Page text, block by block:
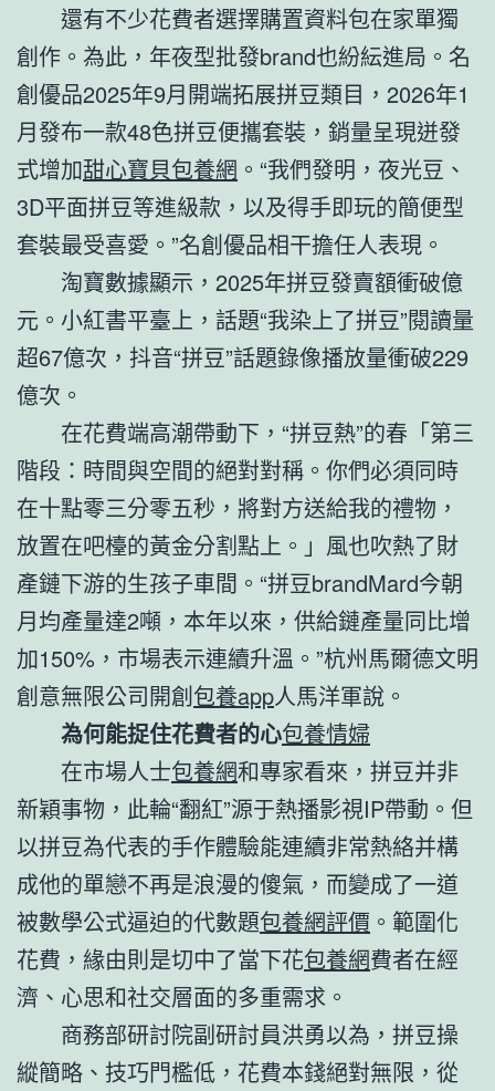
還有不少花費者選擇購置資料包在家單獨
創作。為此，年夜型批發brand也紛紜進局。名
創優品2025年9月開端拓展拼豆類目，2026年1
月發布一款48色拼豆便攜套裝，銷量呈現迸發
式增加甜心寶貝包養網 。“我們發明，夜光豆、
3D平面拼豆等進級款，以及得手即玩的簡便型
套裝最受喜愛。”名創優品相干擔任人表現。
淘寶數據顯示，2025年拼豆發賣額衝破億
元。小紅書平臺上，話題“我染上了拼豆”閱讀量
超67億次，抖音“拼豆”話題錄像播放量衝破229
億次。
在花費端高潮帶動下，“拼豆熱”的春「第三
階段：時間與空間的絕對對稱。你們必須同時
在十點零三分零五秒，將對方送給我的禮物，
放置在吧檯的黃金分割點上。」風也吹熱了財
產鏈下游的生孩子車間。“拼豆brandMard今朝
月均產量達2噸，本年以來，供給鏈產量同比增
加150%，市場表示連續升溫。”杭州馬爾德文明
創意無限公司開創包養app人馬洋軍說。
為何能捉住花費者的心包養情婦
在市場人士包養網和專家看來，拼豆并非
新穎事物，此輪“翻紅”源于熱播影視IP帶動。但
以拼豆為代表的手作體驗能連續非常熱絡并構
成他的單戀不再是浪漫的傻氣，而變成了一道
被數學公式逼迫的代數題包養網評價 。範圍化
花費，緣由則是切中了當下花包養網費者在經
濟、心思和社交層面的多重需求。
商務部研討院副研討員洪勇以為，拼豆操
縱簡略、技巧門檻低，花費本錢絕對無限，從